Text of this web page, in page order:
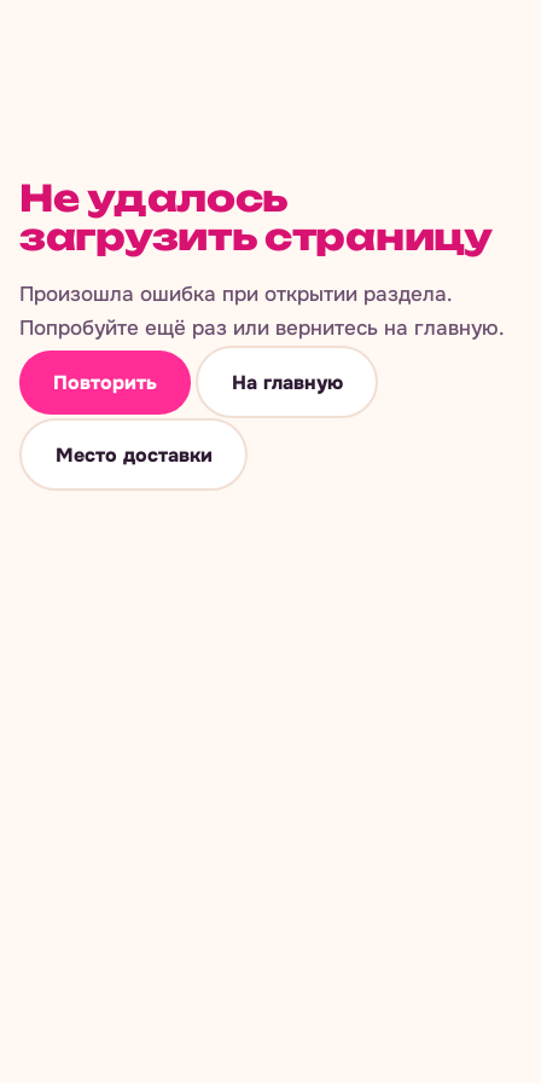
Не удалось
загрузить страницу
Произошла ошибка при открытии раздела.
Попробуйте ещё раз или вернитесь на главную.
Повторить На главную
Место доставки